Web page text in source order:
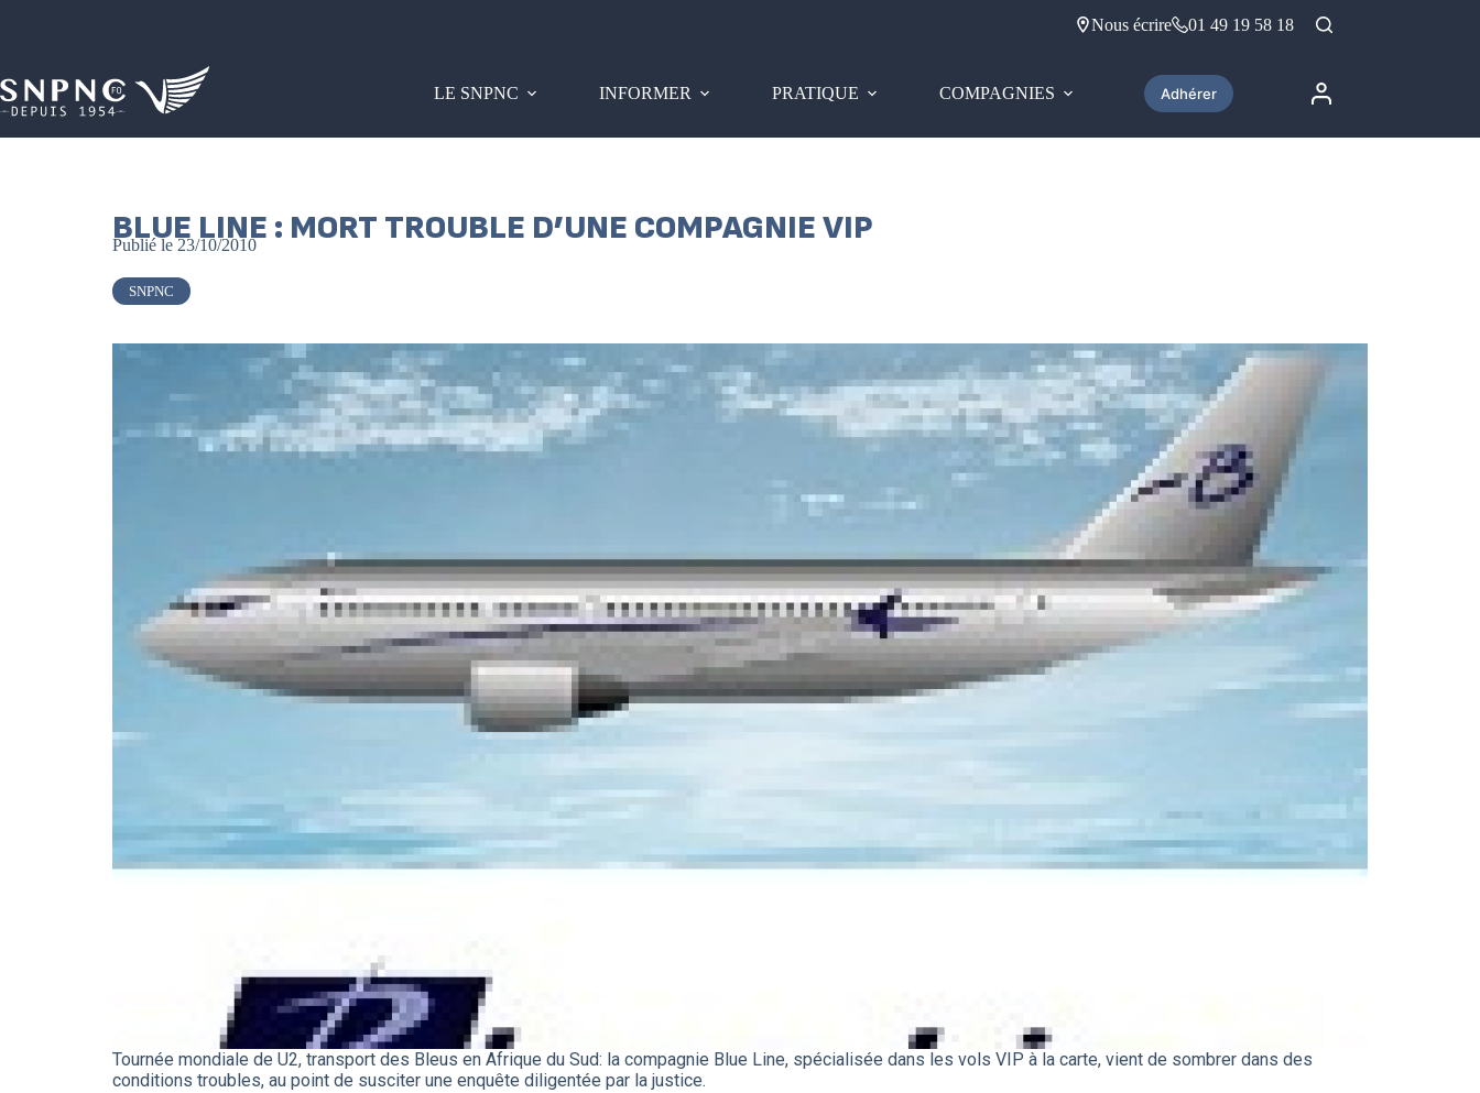
Nous écrire 01 49 19 58 18
LE SNPNC INFORMER PRATIQUE COMPAGNIES Adhérer
BLUE LINE : MORT TROUBLE D’UNE COMPAGNIE VIP
Publié le 23/10/2010
SNPNC
Tournée mondiale de U2, transport des Bleus en Afrique du Sud: la compagnie Blue Line, spécialisée dans les vols VIP à la carte, vient de sombrer dans des
conditions troubles, au point de susciter une enquête diligentée par la justice.